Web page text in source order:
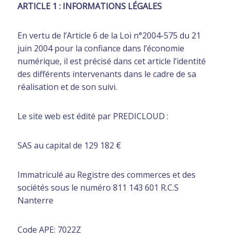
ARTICLE 1 : INFORMATIONS LÉGALES
En vertu de l’Article 6 de la Loi n°2004-575 du 21
juin 2004 pour la confiance dans l’économie
numérique, il est précisé dans cet article l’identité
des différents intervenants dans le cadre de sa
réalisation et de son suivi.
Le site web est édité par PREDICLOUD :
SAS au capital de 129 182 €
Immatriculé au Registre des commerces et des
sociétés sous le numéro 811 143 601 R.C.S
Nanterre
Code APE: 7022Z